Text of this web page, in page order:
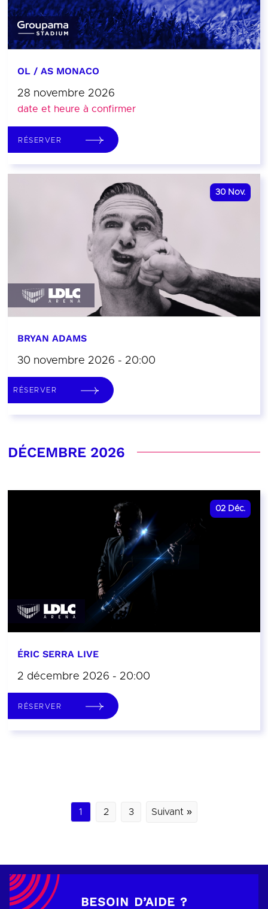
OL / AS MONACO
28 novembre 2026
date et heure à confirmer
RÉSERVER
30 Nov.
BRYAN ADAMS
30 novembre 2026 - 20:00
RÉSERVER
DÉCEMBRE 2026
02 Déc.
ÉRIC SERRA LIVE
2 décembre 2026 - 20:00
RÉSERVER
1 2 3 Suivant »
BESOIN D’AIDE ?